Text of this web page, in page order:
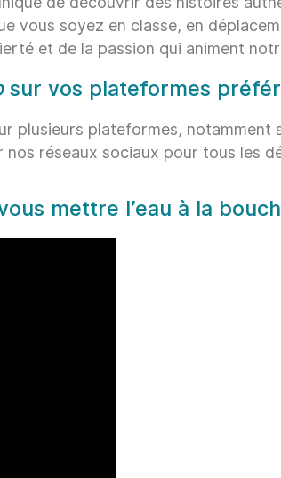
vous soyez en classe, en
et de la passion qui animent
sur vos plateformes
plusieurs plateformes, notamment
réseaux sociaux pour tous les
mettre l’eau à la